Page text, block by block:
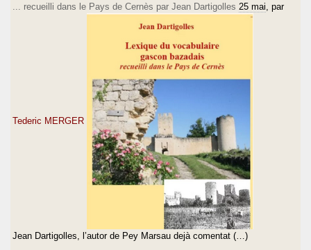
... recueilli dans le Pays de Cernès par Jean Dartigolles 25 mai , par
Tederic MERGER
Jean Dartigolles, l’autor de Pey Marsau dejà comentat (…)